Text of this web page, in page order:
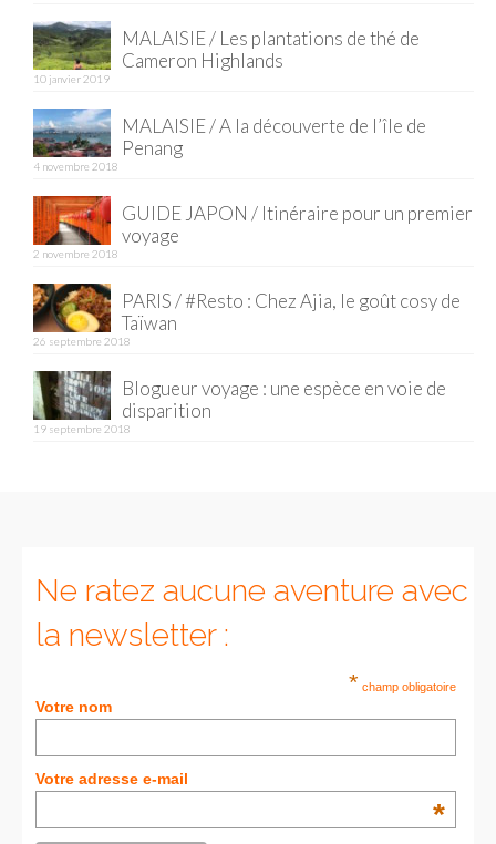
La Réunion
Paris
Poitou
Saint-Malo
Savoie
Allemagne
Berlin
Munich
Danemark
Royaume-Uni
ALLEMAGNE
– Berlin
MALAISIE / Les plantations de thé de
Cameron Highlands
10 janvier 2019
MALAISIE / A la découverte de l’île de
Penang
4 novembre 2018
GUIDE JAPON / Itinéraire pour un premier
voyage
2 novembre 2018
PARIS / #Resto : Chez Ajia, le goût cosy de
Taïwan
26 septembre 2018
Blogueur voyage : une espèce en voie de
disparition
19 septembre 2018
Ne ratez aucune aventure avec
la newsletter :
* champ obligatoire
Votre nom
Votre adresse e-mail
*